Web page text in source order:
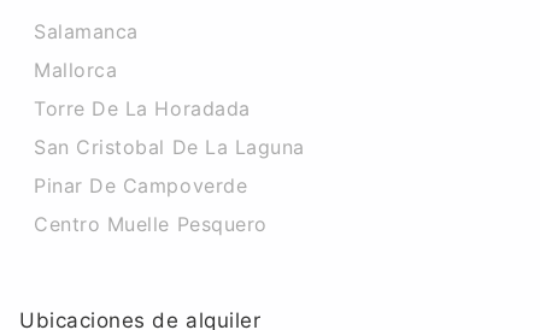
Salamanca
Mallorca
Torre De La Horadada
San Cristobal De La Laguna
Pinar De Campoverde
Centro Muelle Pesquero
Ubicaciones de alquiler